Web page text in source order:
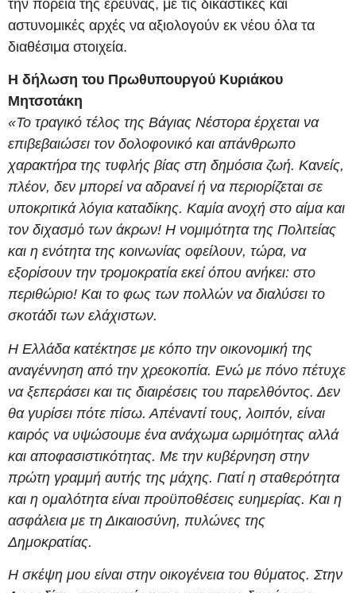
την πορεία της έρευνας, με τις δικαστικές και
αστυνομικές αρχές να αξιολογούν εκ νέου όλα τα
διαθέσιμα στοιχεία.
Η δήλωση του Πρωθυπουργού Κυριάκου
Μητσοτάκη
«Το τραγικό τέλος της Βάγιας Νέστορα έρχεται να
επιβεβαιώσει τον δολοφονικό και απάνθρωπο
χαρακτήρα της τυφλής βίας στη δημόσια ζωή. Κανείς,
πλέον, δεν μπορεί να αδρανεί ή να περιορίζεται σε
υποκριτικά λόγια καταδίκης. Καμία ανοχή στο αίμα και
τον διχασμό των άκρων! Η νομιμότητα της Πολιτείας
και η ενότητα της κοινωνίας οφείλουν, τώρα, να
εξορίσουν την τρομοκρατία εκεί όπου ανήκει: στο
περιθώριο! Και το φως των πολλών να διαλύσει το
σκοτάδι των ελάχιστων.
Η Ελλάδα κατέκτησε με κόπο την οικονομική της
αναγέννηση από την χρεοκοπία. Ενώ με πόνο πέτυχε
να ξεπεράσει και τις διαιρέσεις του παρελθόντος. Δεν
θα γυρίσει πότε πίσω. Απέναντί τους, λοιπόν, είναι
καιρός να υψώσουμε ένα ανάχωμα ωριμότητας αλλά
και αποφασιστικότητας. Με την κυβέρνηση στην
πρώτη γραμμή αυτής της μάχης. Γιατί η σταθερότητα
και η ομαλότητα είναι προϋποθέσεις ευημερίας. Και η
ασφάλεια με τη Δικαιοσύνη, πυλώνες της
Δημοκρατίας.
Η σκέψη μου είναι στην οικογένεια του θύματος. Στην